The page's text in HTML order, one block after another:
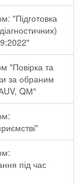
"Підготовка
"Повірка та
за обраним
QМ"
під час